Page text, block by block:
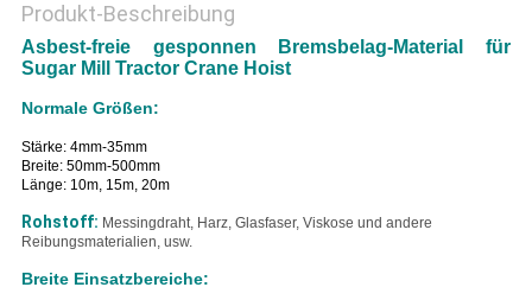
Produkt-Beschreibung
Asbest-freie gesponnen Bremsbelag-Material für
Sugar Mill Tractor Crane Hoist
Normale Größen:
Stärke: 4mm-35mm
Breite: 50mm-500mm
Länge: 10m, 15m, 20m
Rohstoff: Messingdraht, Harz, Glasfaser, Viskose und andere
Reibungsmaterialien, usw.
Breite Einsatzbereiche: